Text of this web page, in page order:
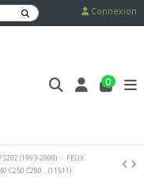
Connexion
0
S202 (1993-2000)
FEUX
C250 C280 ...(11511)